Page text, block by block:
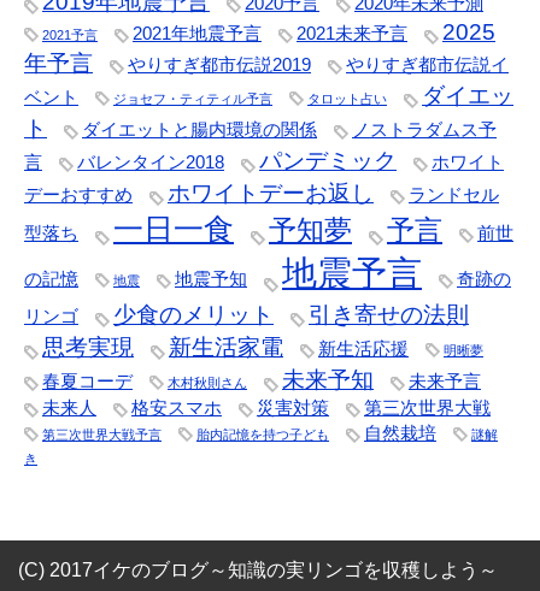
2021予言 2021年地震予言 2021未来予言
2025
年予言
やりすぎ都市伝説2019
やりすぎ都市伝説イ
ベント
ジョセフ・ティティル予言 タロット占い
ダイエッ
ト
ダイエットと腸内環境の関係
ノストラダムス予
言
バレンタイン2018 パンデミック
ホワイト
デーおすすめ
ホワイトデーお返し
ランドセル
型落ち
一日一食 予知夢 予言 前世
の記憶 地震 地震予知 地震予言
奇跡の
リンゴ
少食のメリット
引き寄せの法則
思考実現
新生活家電 新生活応援 明晰夢
春夏コーデ 木村秋則さん 未来予知
未来予言
未来人
格安スマホ 災害対策 第三次世界大戦
第三次世界大戦予言 胎内記憶を持つ子ども 自然栽培
謎解
き
(C) 2017イケのブログ～知識の実リンゴを収穫しよう～